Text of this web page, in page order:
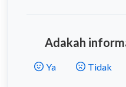
Adakah
Tidak
Ya